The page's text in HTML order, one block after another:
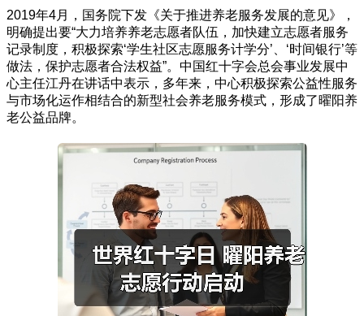
2019年4月，国务院下发《关于推进养老服务发展的意见》，
明确提出要“大力培养养老志愿者队伍，加快建立志愿者服务
记录制度，积极探索‘学生社区志愿服务计学分’、‘时间银行’等
做法，保护志愿者合法权益”。中国红十字会总会事业发展中
心主任江丹在讲话中表示，多年来，中心积极探索公益性服务
与市场化运作相结合的新型社会养老服务模式，形成了曜阳养
老公益品牌。